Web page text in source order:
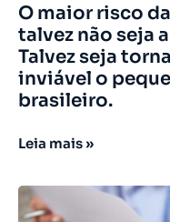
O maior risco
talvez não seja
Talvez seja
inviável o
brasileiro.
Leia mais »